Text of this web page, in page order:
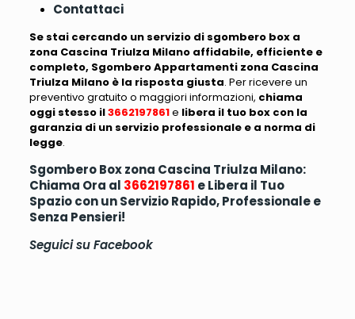
Contattaci
Se stai cercando un servizio di sgombero box a
zona Cascina Triulza Milano affidabile, efficiente e
completo, Sgombero Appartamenti zona Cascina
Triulza Milano è la risposta giusta. Per ricevere un
preventivo gratuito o maggiori informazioni, chiama
oggi stesso il3662197861e libera il tuo box con la
garanzia di un servizio professionale e a norma di
legge.
Sgombero Box zona Cascina Triulza Milano:
Chiama Ora al 3662197861 e Libera il Tuo
Spazio con un Servizio Rapido, Professionale e
Senza Pensieri!
Seguici suFacebook